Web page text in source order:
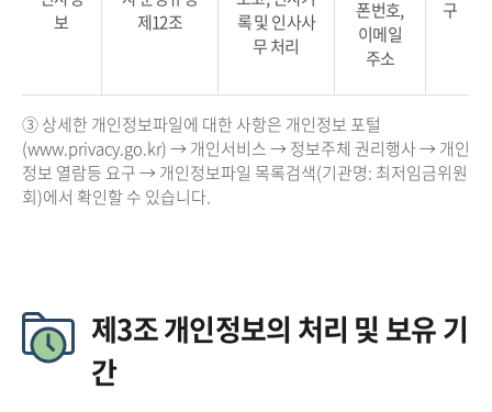
보
제12조
록 및 인사사
무 처리
폰번호,
이메일
주소
구
③ 상세한 개인정보파일에 대한 사항은 개인정보 포털
(www.privacy.go.kr) → 개인서비스 → 정보주체 권리행사 → 개인
정보 열람등 요구 → 개인정보파일 목록검색(기관명: 최저임금위원
회)에서 확인할 수 있습니다.
제3조 개인정보의 처리 및 보유 기
간